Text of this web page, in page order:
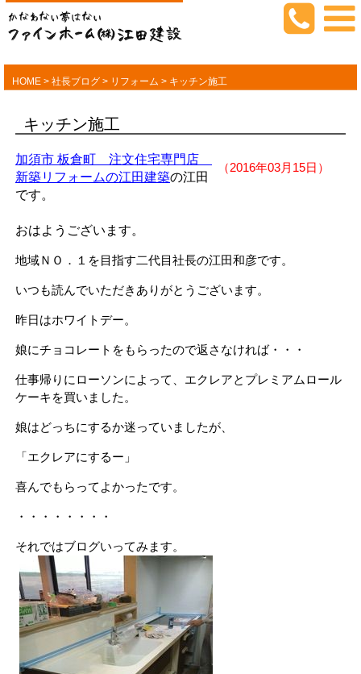
HOME > 社長ブログ > リフォーム > キッチン施工
キッチン施工
（2016年03月15日）
加須市 板倉町 注文住宅専門店
新築リフォームの江田建築の江田
です。
おはようございます。
地域ＮＯ．１を目指す二代目社長の江田和彦です。
いつも読んでいただきありがとうございます。
昨日はホワイトデー。
娘にチョコレートをもらったので返さなければ・・・
仕事帰りにローソンによって、エクレアとプレミアムロール
ケーキを買いました。
娘はどっちにするか迷っていましたが、
「エクレアにするー」
喜んでもらってよかったです。
・・・・・・・・
それではブログいってみます。